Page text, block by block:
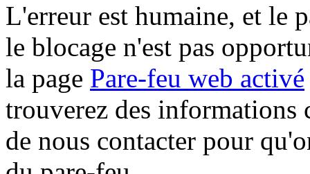
L'erreur est humaine, et le
le blocage n'est pas
la page Pare-feu web activé
trouverez des informations
de nous contacter pour